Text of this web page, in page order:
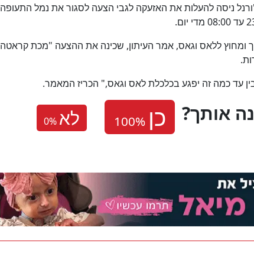
ג'ורנל ניסה להעלות את האזעקה לגבי הצעה לסגור את נמל התעופה
יגרום לביטול 15 טיסות לתוך ומחוץ ללאס וגאס, אמר העיתון, שכינה את ההצעה "מכת קראטה
עד כמה זה יפגע בכלכלת לאס וגאס," הכריז המאמר.
0% לא אותך